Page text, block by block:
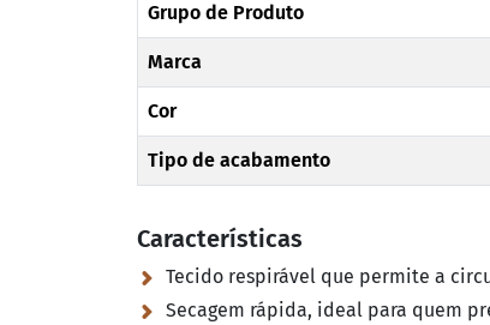
Grupo de Produto
Marca
Cor
Tipo de acabamento
Características
Tecido respirável que permite a
Secagem rápida, ideal para quem